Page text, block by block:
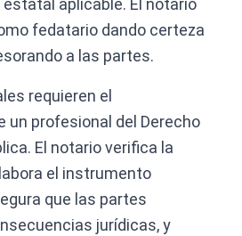
aplicable. El notario
fedatario dando certeza
a las partes.
requieren el
un profesional del Derecho
El notario verifica la
el instrumento
que las partes
jurídicas, y